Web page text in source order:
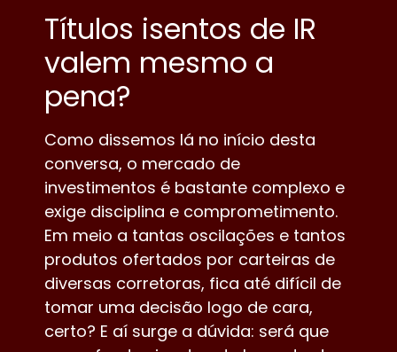
Títulos isentos de IR
valem mesmo a
pena?
Como dissemos lá no início desta
conversa, o mercado de
investimentos é bastante complexo e
exige disciplina e comprometimento.
Em meio a tantas oscilações e tantos
produtos ofertados por carteiras de
diversas corretoras, fica até difícil de
tomar uma decisão logo de cara,
certo? E aí surge a dúvida: será que